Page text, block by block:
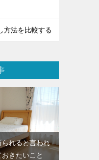
方法を比較する
れると言われ
きたいこと